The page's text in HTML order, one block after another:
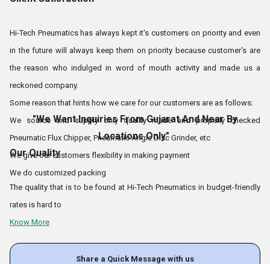
एकमात्र श्रेय हमारे लॉजिस्टिक्स कर्मियों को जाता है, जो फास्ट डिलीवरी के अलावा लोडिंग
और अनलोडिंग का काम भी करते हैं।
श्री देवांग वी ठक्कर श्री विरल ठक्कर
पार्टनरशिप फर्म के दो प्रमुख हैं, जो कंपनी
के उत्पादों और संचालन की पहुंच को बेहतर बनाने के
लिए आने वाली सभी चुनौतियों को स्वीकार करते रहे
ग्राहक संतुष्टि
हाई-टेक न्यूमेटिक्स ने हमेशा अपने ग्राहकों को प्राथमिकता पर रखा है और भविष्य में भी उन्हें
लिप्त होकर हमें एक प्रसिद्ध कंपनी बना दिया।
कुछ कारण जो बताते हैं कि हम अपने ग्राहकों की देखभाल कैसे करते हैं, वे इस प्रकार हैं:
हम केवल गुणवत्ता से निर्मित और ठीक से जांचे गए न्यूमेटिक फ्लक्स चिपर, न्यूमेटिक एंगल डिस्क
हम अपने ग्राहकों को भुगतान करने की सुविधा देते हैं।
Hi-Tech Pneumatics has always kept it's customers on priority and even
in the future will always keep them on priority because customer's are
the reason who indulged in word of mouth activity and made us a
reckoned company.
Some reason that hints how we care for our customers are as follows:
We source and supply only quality made and properly checked
Pneumatic Flux Chipper, Pneumatic Angle Disc Grinder, etc
We give our customers flexibility in making payment
We do customized packing
"We Want Inquiries From Gujarat And Near By
Locations Only"
Our Quality
The quality that is to be found at Hi-Tech Pneumatics in budget-friendly
rates is hard to
Know More
Share a Quick Message with us